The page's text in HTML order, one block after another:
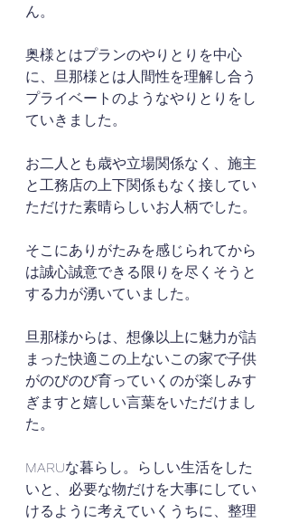
ん。
奥様とはプランのやりとりを中心
に、旦那様とは人間性を理解し合う
プライベートのようなやりとりをし
ていきました。
お二人とも歳や立場関係なく、施主
と工務店の上下関係もなく接してい
ただけた素晴らしいお人柄でした。
そこにありがたみを感じられてから
は誠心誠意できる限りを尽くそうと
する力が湧いていました。
旦那様からは、想像以上に魅力が詰
まった快適この上ないこの家で子供
がのびのび育っていくのが楽しみす
ぎますと嬉しい言葉をいただけまし
た。
MARUな暮らし。らしい生活をした
いと、必要な物だけを大事にしてい
けるように考えていくうちに、整理